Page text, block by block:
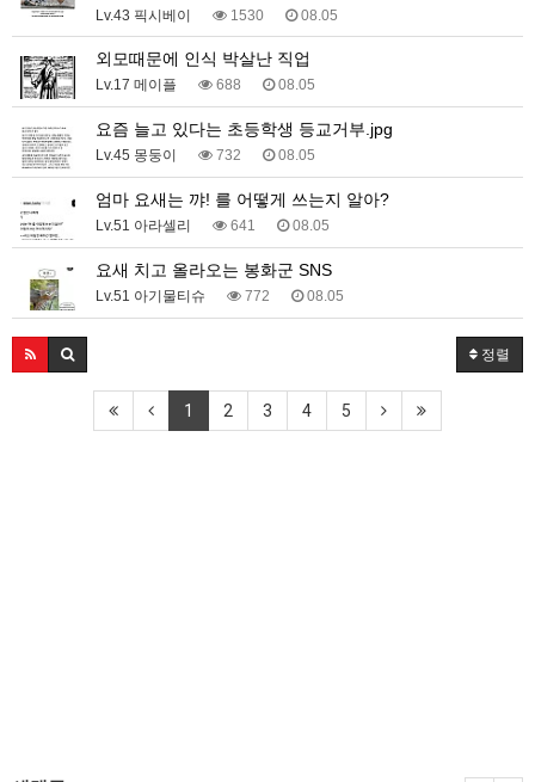
Lv.43 픽시베이 1530 08.05
외모때문에 인식 박살난 직업
Lv.17 메이플 688 08.05
요즘 늘고 있다는 초등학생 등교거부.jpg
Lv.45 몽둥이 732 08.05
엄마 요새는 꺄! 를 어떻게 쓰는지 알아?
Lv.51 아라셀리 641 08.05
요새 치고 올라오는 봉화군 SNS
Lv.51 아기물티슈 772 08.05
정렬
1 2 3 4 5